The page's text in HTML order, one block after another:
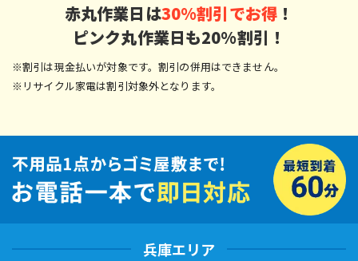
赤丸作業日は30%割引でお得！
ピンク丸作業日も20%割引！
※割引は現金払いが対象です。割引の併用はできません。
※リサイクル家電は割引対象外となります。
兵庫エリア